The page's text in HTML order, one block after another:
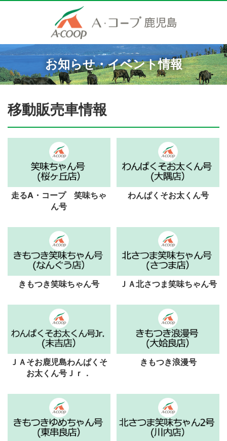
お知らせ・イベント情報
移動販売車情報
走るA・コープ 笑味ちゃ
ん号
わんぱくそお太くん号
きもつき笑味ちゃん号 ＪＡ北さつま笑味ちゃん号
ＪＡそお鹿児島わんぱくそ
お太くん号Ｊｒ．
きもつき浪漫号